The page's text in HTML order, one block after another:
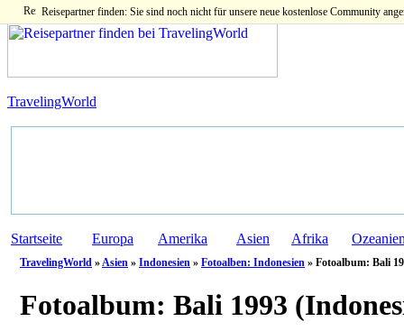
Reisepartner finden: Sie sind noch nicht für unsere neue kostenlose Community
TravelingWorld
Startseite Europa Amerika Asien Afrika
TravelingWorld »Asien » Indonesien » Fotoalben: Indonesien » Fotoalbum: Bali
Fotoalbum: Bali 1993